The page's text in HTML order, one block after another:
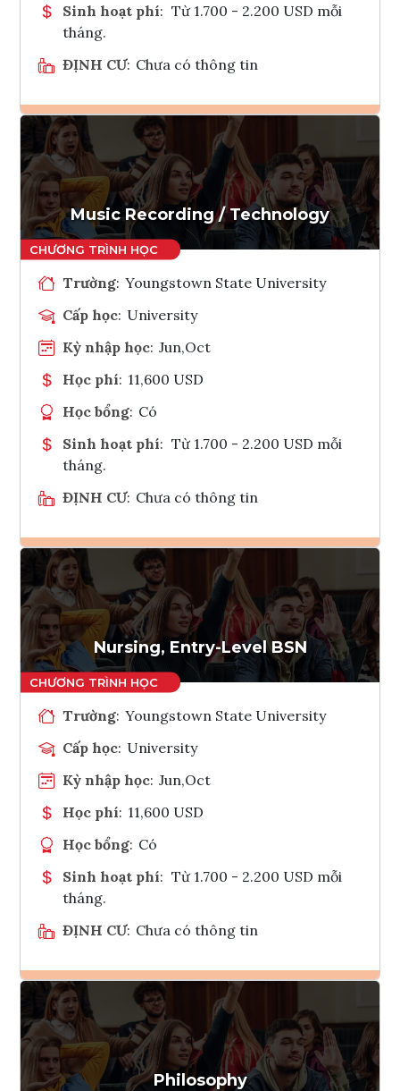
Sinh hoạt phí: Từ 1.700 - 2.200 USD mỗi
tháng.
ĐỊNH CƯ: Chưa có thông tin
Ghi danh
Tham vấn Interlink
Music Recording / Technology
Trường: Youngstown State University
Cấp học: University
Kỳ nhập học: Jun,Oct
Học phí: 11,600 USD
Học bổng: Có
Sinh hoạt phí: Từ 1.700 - 2.200 USD mỗi
tháng.
ĐỊNH CƯ: Chưa có thông tin
Ghi danh
Tham vấn Interlink
Nursing, Entry-Level BSN
Trường: Youngstown State University
Cấp học: University
Kỳ nhập học: Jun,Oct
Học phí: 11,600 USD
Học bổng: Có
Sinh hoạt phí: Từ 1.700 - 2.200 USD mỗi
tháng.
ĐỊNH CƯ: Chưa có thông tin
Ghi danh
Tham vấn Interlink
Philosophy